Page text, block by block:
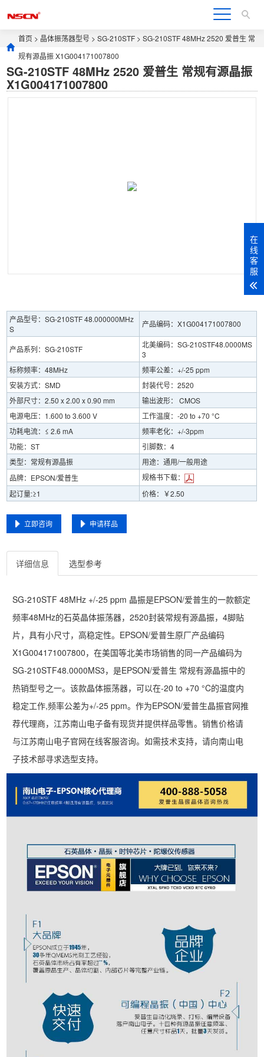
首页 > 晶体振荡器型号 >SG-210STF > SG-210STF 48MHz 2520 爱普生 常
规有源晶振 X1G004171007800
SG-210STF 48MHz 2520 爱普生 常规有源晶振
X1G004171007800
产品型号：SG-210STF 48.000000MHz
S
产品编码：X1G004171007800
产品系列：SG-210STF
北美编码：SG-210STF48.0000MS
3
标称频率：48MHz
频率公差：+/-25 ppm
安装方式：SMD
封装代号：2520
外部尺寸：2.50 x 2.00 x 0.90 mm
输出波形： CMOS
电源电压：1.600 to 3.600 V
工作温度：-20 to +70 °C
功耗电流：≤ 2.6 mA
频率老化：+/-3ppm
功能：ST
引脚数：4
类型：常规有源晶振
用途：通用/一般用途
品牌：EPSON/爱普生
规格书下载：
起订量:≥1
价格：￥2.50
立即咨询 申请样品
详细信息 选型参考
SG-210STF 48MHz +/-25 ppm 晶振是EPSON/爱普生的一款额定
频率48MHz的石英晶体振荡器，2520封装常规有源晶振，4脚贴
片，具有小尺寸，高稳定性。EPSON/爱普生原厂产品编码
X1G004171007800，在美国等北美市场销售的同一产品编码为
SG-210STF48.0000MS3，是EPSON/爱普生 常规有源晶振中的
热销型号之一。该款晶体振荡器，可以在-20 to +70 °C的温度内
稳定工作,频率公差为+/-25 ppm。作为EPSON/爱普生晶振官网推
荐代理商，江苏南山电子备有现货并提供样品零售。销售价格请
与江苏南山电子官网在线客服咨询。如需技术支持，请向南山电
子技术部寻求选型支持。
在
线
客
服